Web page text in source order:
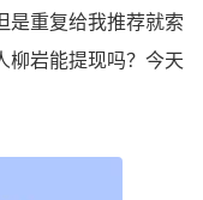
是重复给我推荐就索
柳岩能提现吗？今天